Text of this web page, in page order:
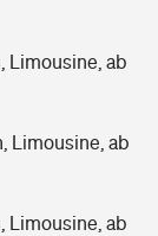
Limousine, ab
Limousine, ab
Limousine, ab